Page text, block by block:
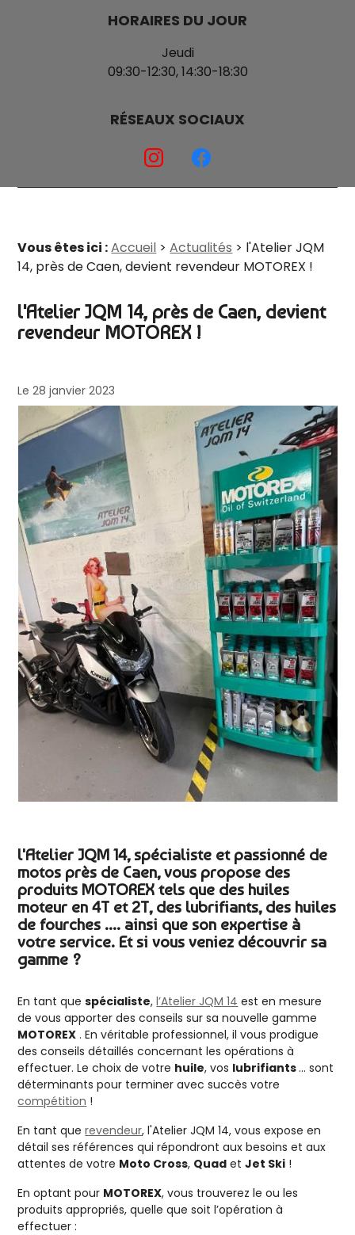
HORAIRES DU JOUR
Jeudi
09:30-12:30,14:30-18:30
RÉSEAUX SOCIAUX
Vous êtes ici :Accueil >Actualités > l'Atelier JQM
14, près de Caen, devient revendeur MOTOREX !
l'Atelier JQM 14, près de Caen, devient
revendeur MOTOREX !
Le 28 janvier 2023
l'Atelier JQM 14, spécialiste et passionné de
motos près de Caen, vous propose des
produits MOTOREX tels que des huiles
moteur en 4T et 2T, des lubrifiants, des huiles
de fourches .... ainsi que son expertise à
votre service. Et si vous veniez découvrir sa
gamme ?
En tant quespécialiste,l’Atelier JQM 14 est en mesure
de vous apporter des conseils sur sa nouvelle gamme
MOTOREX . En véritable professionnel, il vous prodigue
des conseils détaillés concernant les opérations à
effectuer. Le choix de votre huile, vos lubrifiants... sont
déterminants pour terminer avec succès votre
compétition !
En tant querevendeur, l'Atelier JQM 14, vous expose en
détail ses références qui répondront aux besoins et aux
attentes de votre Moto Cross, Quad etJet Ski !
En optant pour MOTOREX, vous trouverez le ou les
produits appropriés, quelle que soit l’opération à
effectuer :